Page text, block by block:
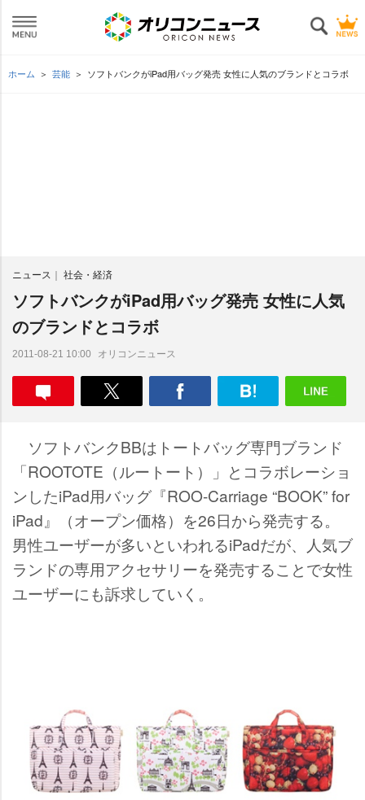
ホーム 芸能 ソフトバンクがiPad用バッグ発売 女性に人気のブランドとコラボ
ニュース 社会・経済
ソフトバンクがiPad用バッグ発売 女性に人気
のブランドとコラボ
2011-08-21 10:00 オリコンニュース
ソフトバンクBBはトートバッグ専門ブランド
「ROOTOTE（ルートート）」とコラボレーショ
ンしたiPad用バッグ『ROO-Carriage “BOOK” for
iPad』（オープン価格）を26日から発売する。
男性ユーザーが多いといわれるiPadだが、人気ブ
ランドの専用アクセサリーを発売することで女性
ユーザーにも訴求していく。